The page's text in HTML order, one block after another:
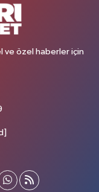
ve özel haberler için